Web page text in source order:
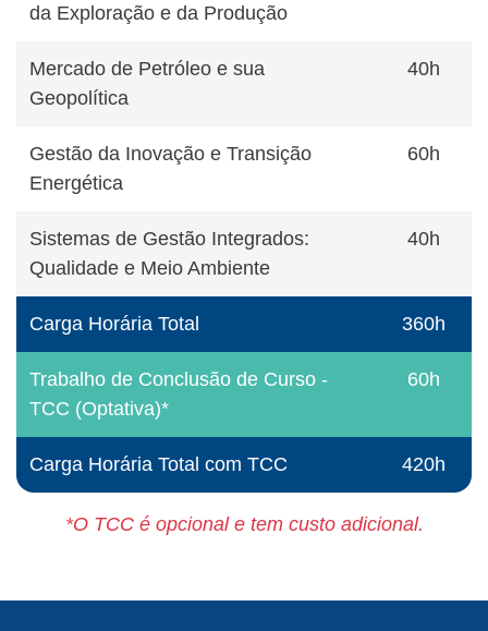
da Exploração e da Produção
Mercado de Petróleo e sua
Geopolítica
40h
Gestão da Inovação e Transição
Energética
60h
Sistemas de Gestão Integrados:
Qualidade e Meio Ambiente
40h
Carga Horária Total 360h
Trabalho de Conclusão de Curso -
TCC (Optativa)*
60h
Carga Horária Total com TCC 420h
*O TCC é opcional e tem custo adicional.